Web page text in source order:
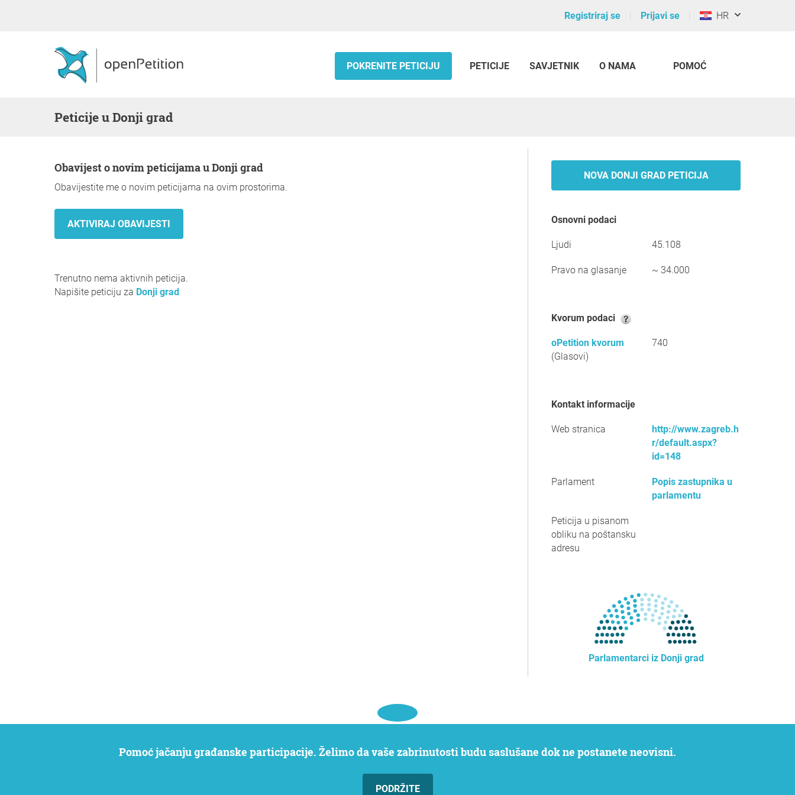
Registriraj se Prijavi se HR
POKRENITE PETICIJU PETICIJE SAVJETNIK O NAMA POMOĆ
Peticije u Donji grad
Obavijest o novim peticijama u Donji grad
Obavijestite me o novim peticijama na ovim prostorima.
Trenutno nema aktivnih peticija.
Napišite peticiju za Donji grad
NOVA DONJI GRAD PETICIJA
Osnovni podaci
Ljudi 45.108
Pravo na glasanje ~ 34.000
Kvorum podaci
oPetition kvorum
(Glasovi)
740
Kontakt informacije
Web stranica
http://www.zagreb.h
r/default.aspx?
id=148
Parlament
Popis zastupnika u
parlamentu
Peticija u pisanom
obliku na poštansku
adresu
Parlamentarci iz Donji grad
Pomoć jačanju građanske participacije. Želimo da vaše zabrinutosti budu saslušane dok ne postanete neovisni.
PODRŽITE